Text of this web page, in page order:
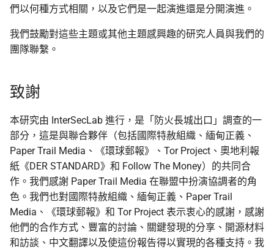
們以何種方式相關，以及它們是一起演進還是分開演進。
我們鼓勵對這些主題或其他主題感興趣的研究人員與我們的
團隊聯繫。
致謝
本研究由 InterSecLab 進行，是「防火長城出口」調查的一
部分，這是與聯合夥伴（包括國際特赦組織、緬甸正義、
Paper Trail Media、《環球郵報》、Tor Project、奧地利報
紙《DER STANDARD》和 Follow The Money）的共同合
作。我們感謝 Paper Trail Media 在聯盟中扮演協調者的角
色。我們也對國際特赦組織、緬甸正義、Paper Trail
Media、《環球郵報》和 Tor Project 表示衷心的感謝，感謝
他們的合作方式、豐富的討論、關鍵發現的分享、開源材料
和訪談、中文翻譯以及使這份報告得以實現的各種支持。我